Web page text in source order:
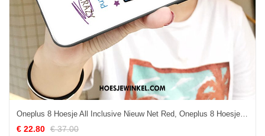
Oneplus 8 Hoesje All Inclusive Nieuw Net Red, Oneplus 8 Hoesje Siliconen Zacht
€ 22.80 € 37.00